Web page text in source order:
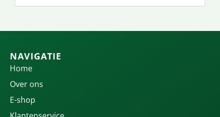
NAVIGATIE
Home
Over ons
E-shop